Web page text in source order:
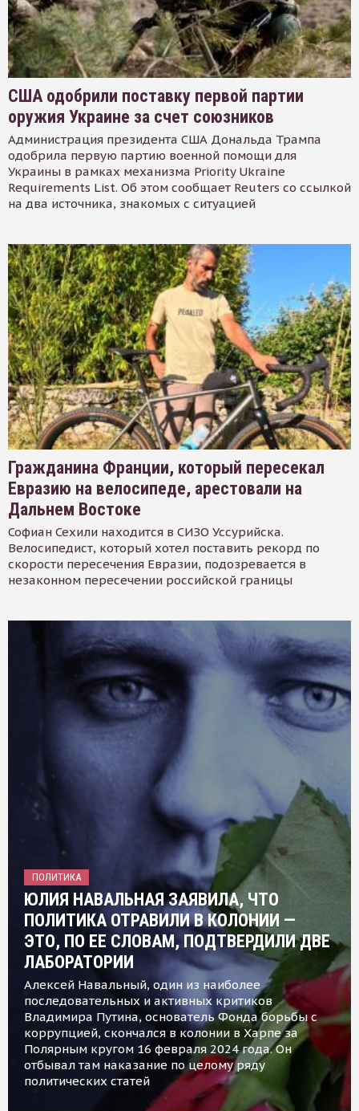
США одобрили поставку первой партии
оружия Украине за счет союзников
Администрация президента США Дональда Трампа
одобрила первую партию военной помощи для
Украины в рамках механизма Priority Ukraine
Requirements List. Об этом сообщает Reuters со ссылкой
на два источника, знакомых с ситуацией
Гражданина Франции, который пересекал
Евразию на велосипеде, арестовали на
Дальнем Востоке
Софиан Сехили находится в СИЗО Уссурийска.
Велосипедист, который хотел поставить рекорд по
скорости пересечения Евразии, подозревается в
незаконном пересечении российской границы
ПОЛИТИКА
ЮЛИЯ НАВАЛЬНАЯ ЗАЯВИЛА, ЧТО
ПОЛИТИКА ОТРАВИЛИ В КОЛОНИИ —
ЭТО, ПО ЕЕ СЛОВАМ, ПОДТВЕРДИЛИ ДВЕ
ЛАБОРАТОРИИ
Алексей Навальный, один из наиболее
последовательных и активных критиков
Владимира Путина, основатель Фонда борьбы с
коррупцией, скончался в колонии в Харпе за
Полярным кругом 16 февраля 2024 года. Он
отбывал там наказание по целому ряду
политических статей